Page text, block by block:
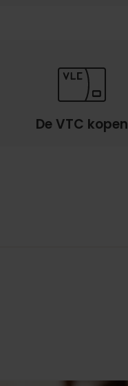
De VTC kopen